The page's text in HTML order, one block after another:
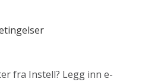
fra Instell? Legg inn e-